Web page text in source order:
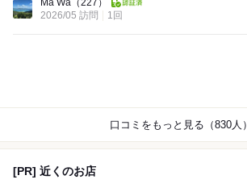
Ma Wa （227）
2026/05 訪問
1回
口コミをもっと見る（830人）
[PR] 近くのお店